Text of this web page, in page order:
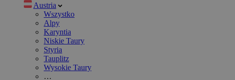
Austria
Wszystko
Alpy
Karyntia
Niskie Taury
Styria
Tauplitz
Wysokie Taury
…